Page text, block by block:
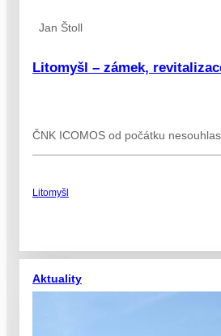
Jan Štoll
Litomyšl – zámek,
ČNK ICOMOS od počátku
Litomyšl
Aktuality